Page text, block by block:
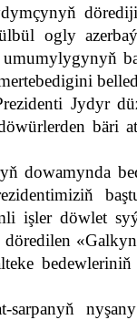
ogly
Jydyr
bäri
dowamynda
işler döwlet
bedewleriniň